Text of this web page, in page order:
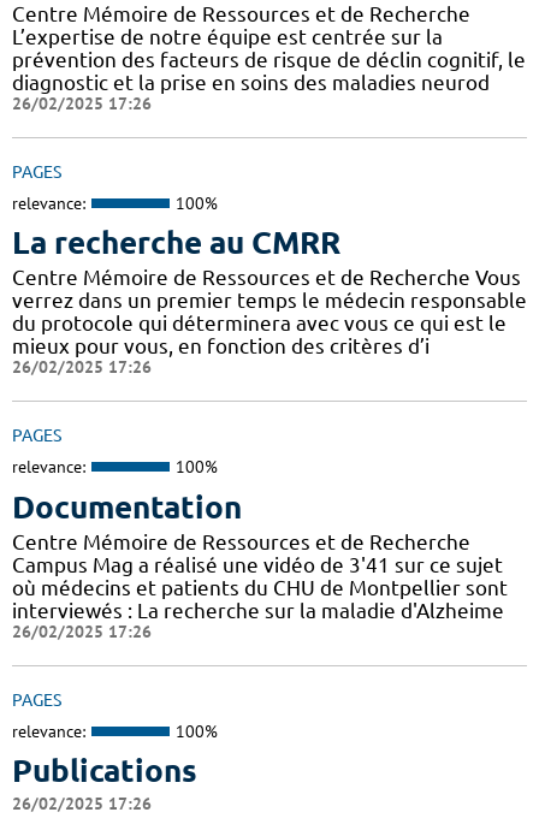
Centre Mémoire de Ressources et de Recherche
L’expertise de notre équipe est centrée sur la
prévention des facteurs de risque de déclin cognitif, le
diagnostic et la prise en soins des maladies neurod
26/02/2025 17:26
PAGES
relevance: 100%
La recherche au CMRR
Centre Mémoire de Ressources et de Recherche Vous
verrez dans un premier temps le médecin responsable
du protocole qui déterminera avec vous ce qui est le
mieux pour vous, en fonction des critères d’i
26/02/2025 17:26
PAGES
relevance: 100%
Documentation
Centre Mémoire de Ressources et de Recherche
Campus Mag a réalisé une vidéo de 3'41 sur ce sujet
où médecins et patients du CHU de Montpellier sont
interviewés : La recherche sur la maladie d'Alzheime
26/02/2025 17:26
PAGES
relevance: 100%
Publications
26/02/2025 17:26